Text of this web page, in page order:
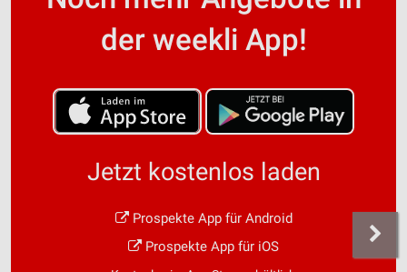
der weekli App!
Jetzt kostenlos laden
Prospekte App für Android
Prospekte App für iOS